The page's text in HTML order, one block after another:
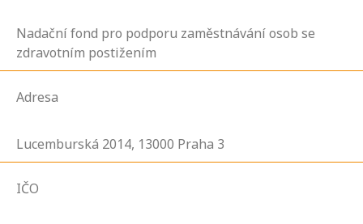
Nadační fond pro podporu zaměstnávání osob se
zdravotním postižením
Adresa
Lucemburská 2014, 13000 Praha 3
IČO